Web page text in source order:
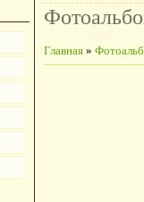
Главная »